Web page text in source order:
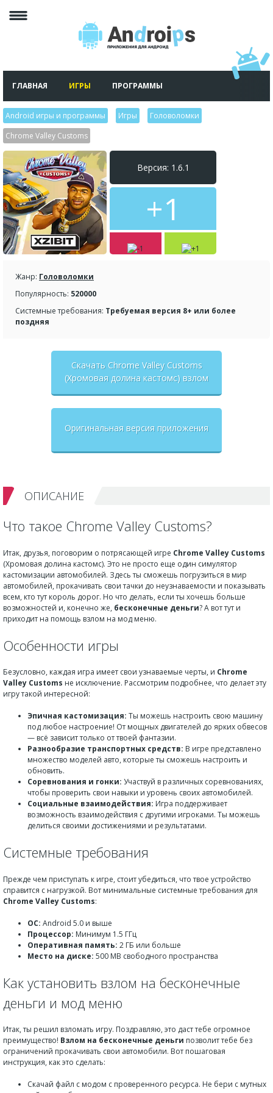
ГЛАВНАЯ ИГРЫ ПРОГРАММЫ
Android игры и программы Игры Головоломки
Chrome Valley Customs
Версия: 1.6.1
+1
Жанр: Головоломки
Популярность: 520000
Системные требования: Требуемая версия 8+ или более
поздняя
Скачать Chrome Valley Customs
(Хромовая долина кастомс) взлом
Оригинальная версия приложения
ОПИСАНИЕ
Что такое Chrome Valley Customs?
Итак, друзья, поговорим о потрясающей игре Chrome Valley Customs
(Хромовая долина кастомс). Это не просто еще один симулятор
кастомизации автомобилей. Здесь ты сможешь погрузиться в мир
автомобилей, прокачивать свои тачки до неузнаваемости и показывать
всем, кто тут король дорог. Но что делать, если ты хочешь больше
возможностей и, конечно же, бесконечные деньги? А вот тут и
приходит на помощь взлом на мод меню.
Особенности игры
Безусловно, каждая игра имеет свои узнаваемые черты, и Chrome
Valley Customs не исключение. Рассмотрим подробнее, что делает эту
игру такой интересной:
Эпичная кастомизация: Ты можешь настроить свою машину
под любое настроение! От мощных двигателей до ярких обвесов
— всё зависит только от твоей фантазии.
Разнообразие транспортных средств: В игре представлено
множество моделей авто, которые ты сможешь настроить и
обновить.
Соревнования и гонки: Участвуй в различных соревнованиях,
чтобы проверить свои навыки и уровень своих автомобилей.
Социальные взаимодействия: Игра поддерживает
возможность взаимодействия с другими игроками. Ты можешь
делиться своими достижениями и результатами.
Системные требования
Прежде чем приступать к игре, стоит убедиться, что твое устройство
справится с нагрузкой. Вот минимальные системные требования для
Chrome Valley Customs:
ОС: Android 5.0 и выше
Процессор: Минимум 1.5 ГГц
Оперативная память: 2 ГБ или больше
Место на диске: 500 MB свободного пространства
Как установить взлом на бесконечные
деньги и мод меню
Итак, ты решил взломать игру. Поздравляю, это даст тебе огромное
преимущество! Взлом на бесконечные деньги позволит тебе без
ограничений прокачивать свои автомобили. Вот пошаговая
инструкция, как это сделать:
Скачай файл с модом с проверенного ресурса. Не бери с мутных